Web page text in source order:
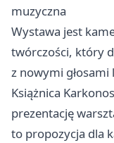
muzyczna
Wystawa jest
twórczości, który
z nowymi
Książnica
prezentację
to propozycja dla